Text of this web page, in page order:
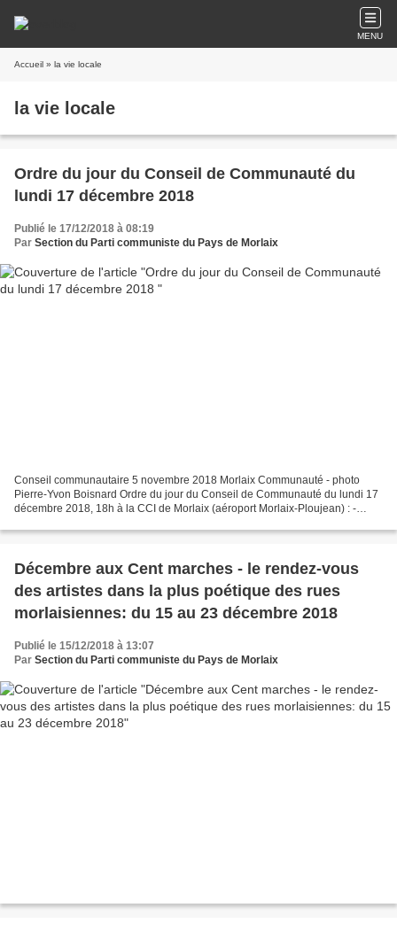
MENU
Accueil » la vie locale
la vie locale
Ordre du jour du Conseil de Communauté du
lundi 17 décembre 2018
Publié le 17/12/2018 à 08:19
Par Section du Parti communiste du Pays de Morlaix
Conseil communautaire 5 novembre 2018 Morlaix Communauté - photo
Pierre-Yvon Boisnard Ordre du jour du Conseil de Communauté du lundi 17
décembre 2018, 18h à la CCI de Morlaix (aéroport Morlaix-Ploujean) : -
Décembre aux Cent marches - le rendez-vous
des artistes dans la plus poétique des rues
morlaisiennes: du 15 au 23 décembre 2018
Publié le 15/12/2018 à 13:07
Par Section du Parti communiste du Pays de Morlaix